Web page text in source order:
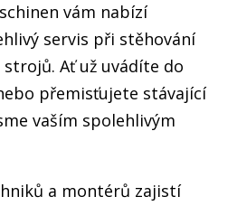
vám nabízí
servis při stěhování
Ať už uvádíte do
přemisťujete stávající
vaším spolehlivým
a montérů zajistí